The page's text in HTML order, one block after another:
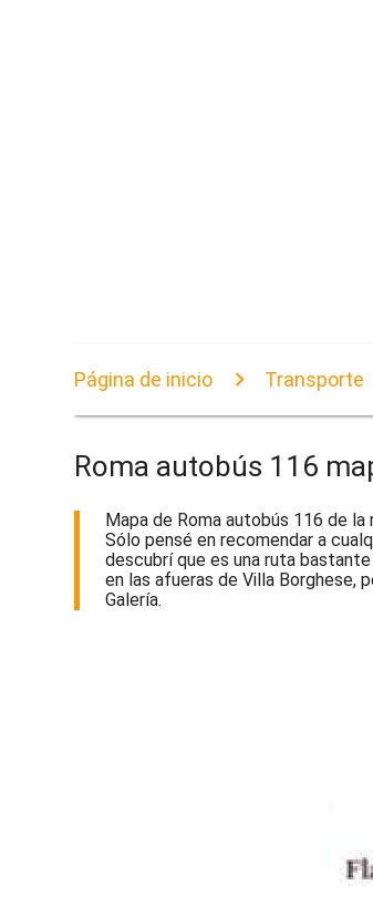
Página de inicio Transporte
Roma autobús 116
Mapa de Roma autobús 116 de
Sólo pensé en recomendar a
descubrí que es una ruta
en las afueras de Villa Borghese,
Galería.